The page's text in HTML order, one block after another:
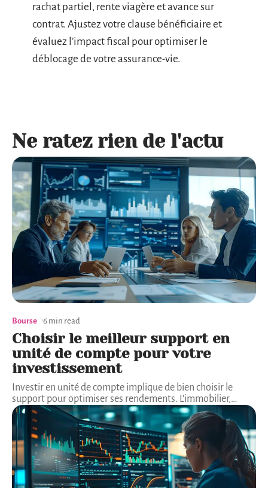
rachat partiel, rente viagère et avance sur
contrat. Ajustez votre clause bénéficiaire et
évaluez l’impact fiscal pour optimiser le
déblocage de votre assurance-vie.
Ne ratez rien de l'actu
Bourse 6 min read
Choisir le meilleur support en
unité de compte pour votre
investissement
Investir en unité de compte implique de bien choisir le
support pour optimiser ses rendements. L'immobilier,…